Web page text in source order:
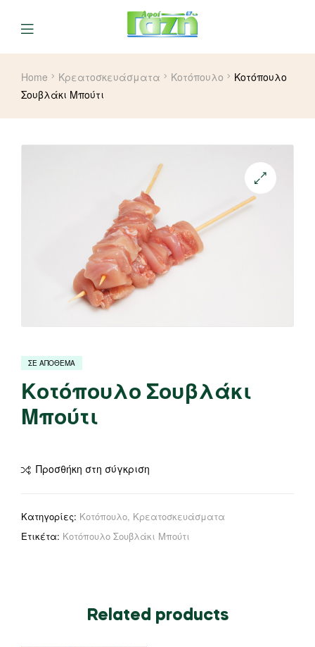
Home Κρεατοσκευάσματα Κοτόπουλο
Κοτόπουλο
Σουβλάκι Μπούτι
ΣΕ ΑΠΟΘΕΜΑ
Κοτόπουλο Σουβλάκι
Μπούτι
Προσθήκη στη σύγκριση
Κατηγορίες: Κοτόπουλο, Κρεατοσκευάσματα
Ετικέτα: Κοτόπουλο Σουβλάκι Μπούτι
Related products